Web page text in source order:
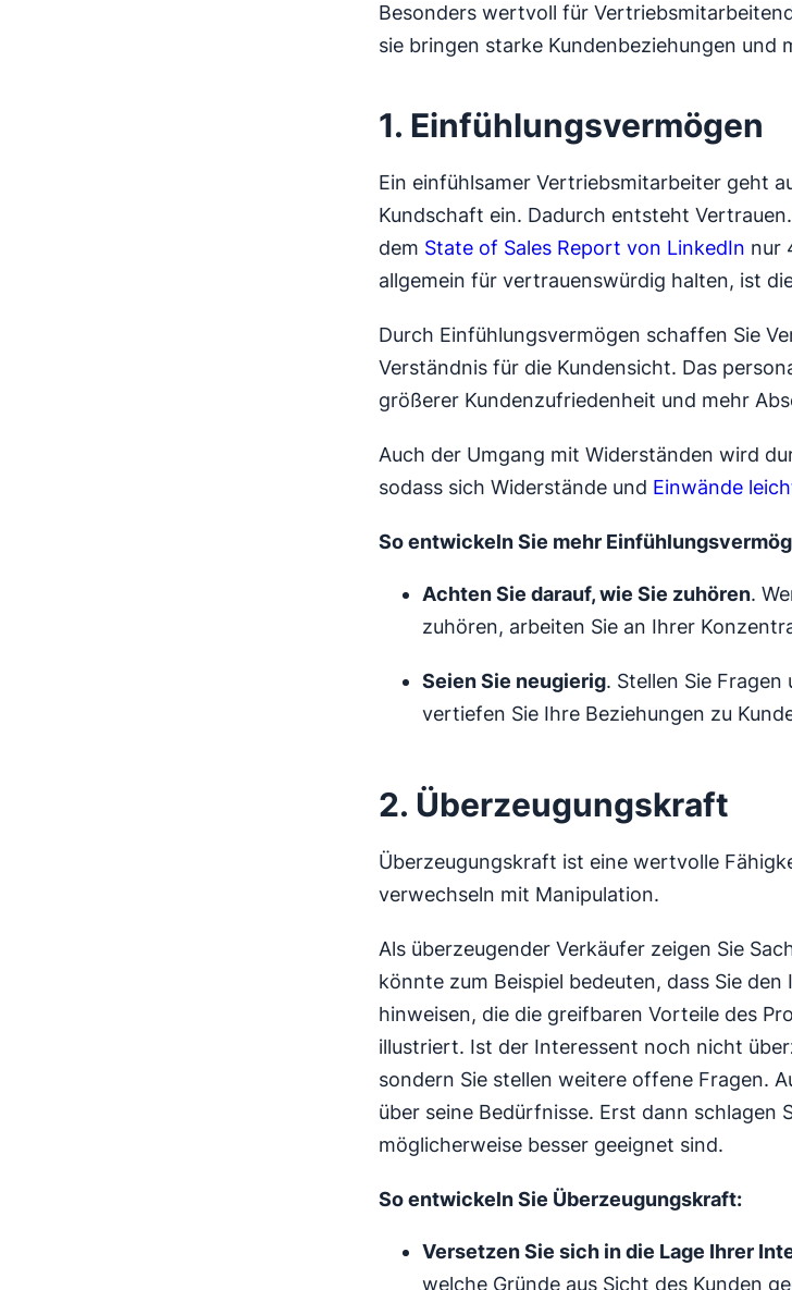
Besonders wertvoll für
sie bringen starke Kundenbeziehungen und
1. Einfühlungsvermögen
Ein einfühlsamer Vertriebsmitarbeiter geht
Kundschaft ein. Dadurch entsteht
dem State of Sales Report von LinkedIn nur
allgemein für vertrauenswürdig halten, ist
Durch Einfühlungsvermögen schaffen Sie
Verständnis für die Kundensicht. Das
größerer Kundenzufriedenheit und mehr
Auch der Umgang mit Widerständen wird
sodass sich Widerstände und Einwände
So entwickeln Sie mehr
Achten Sie darauf, wie Sie zuhören.
zuhören, arbeiten Sie an Ihrer
Seien Sie neugierig. Stellen Sie
vertiefen Sie Ihre Beziehungen zu
2. Überzeugungskraft
Überzeugungskraft ist eine wertvolle
verwechseln mit Manipulation.
Als überzeugender Verkäufer zeigen Sie
könnte zum Beispiel bedeuten, dass Sie
hinweisen, die die greifbaren Vorteile des
illustriert. Ist der Interessent noch nicht
sondern Sie stellen weitere offene Fragen.
über seine Bedürfnisse. Erst dann schlagen
möglicherweise besser geeignet sind.
So entwickeln Sie Überzeugungskraft:
Versetzen Sie sich in die Lage Ihrer
welche Gründe aus Sicht des Kunden